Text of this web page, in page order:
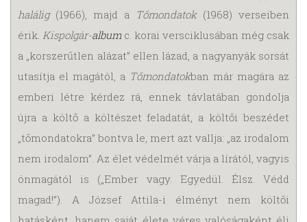
halálig(1966), majd a Tőmondatok(1968) verseiben
érik. Kispolgár-albumc. korai versciklusában még csak
a „korszerűtlen alázat” ellen lázad, a nagyanyák sorsát
utasítja el magától, a Tőmondatokban már magára az
emberi létre kérdez rá, ennek távlatában gondolja
újra a költő a költészet feladatát, a költői beszédet
„tőmondatokra” bontva le, mert azt vallja: „az irodalom
nem irodalom”. Az élet védelmét várja a lírától, vagyis
önmagától is („Ember vagy. Egyedül. Élsz. Védd
magad!”). A József Attila-i élményt nem költői